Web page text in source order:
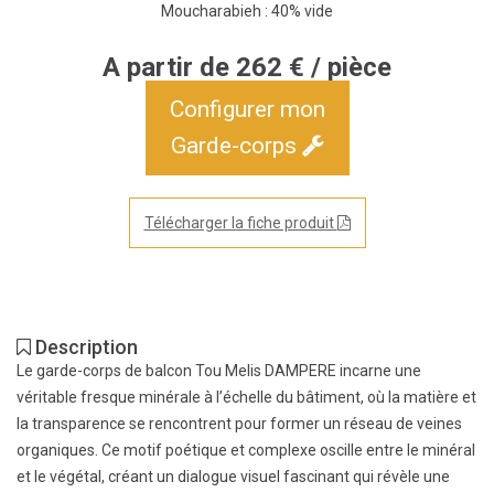
Moucharabieh : 40% vide
A partir de 262 € / pièce
Configurer mon
Garde-corps
Télécharger la fiche produit
Description
Le garde-corps de balcon Tou Melis DAMPERE incarne une
véritable fresque minérale à l’échelle du bâtiment, où la matière et
la transparence se rencontrent pour former un réseau de veines
organiques. Ce motif poétique et complexe oscille entre le minéral
et le végétal, créant un dialogue visuel fascinant qui révèle une